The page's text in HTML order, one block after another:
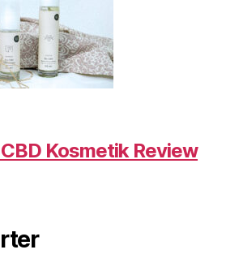
Kosmetik Review